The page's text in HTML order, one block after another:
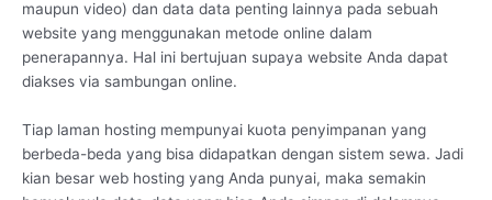
maupun video) dan data data penting lainnya pada sebuah
website yang menggunakan metode online dalam
penerapannya. Hal ini bertujuan supaya website Anda dapat
diakses via sambungan online.
Tiap laman hosting mempunyai kuota penyimpanan yang
berbeda-beda yang bisa didapatkan dengan sistem sewa. Jadi
kian besar web hosting yang Anda punyai, maka semakin